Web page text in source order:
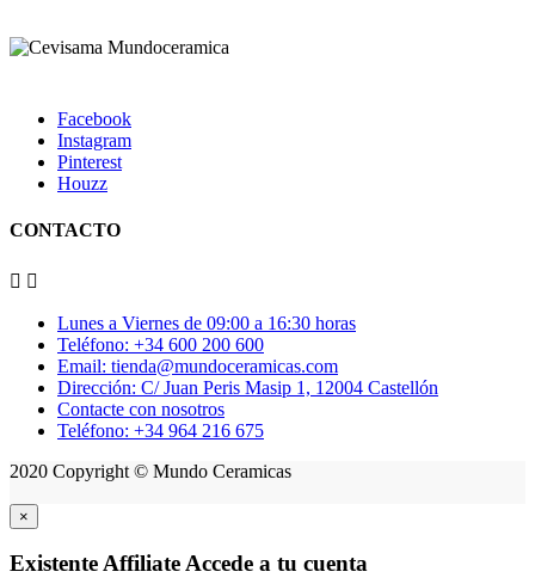
Facebook
Instagram
Pinterest
Houzz
CONTACTO
 
Lunes a Viernes de 09:00 a 16:30 horas
Teléfono: +34 600 200 600
Email: tienda@mundoceramicas.com
Dirección: C/ Juan Peris Masip 1, 12004 Castellón
Contacte con nosotros
Teléfono: +34 964 216 675
2020 Copyright © Mundo Ceramicas
×
Existente AffiliateAccede a tu cuenta